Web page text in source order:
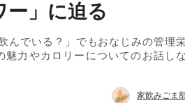
ー」に迫る
んでいる？」でもおなじみの管理
力やカロリーについてのお話しな
家飲みごま